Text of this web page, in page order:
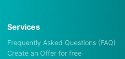
Services
Frequently Asked Questions (FAQ)
Create an Offer for free